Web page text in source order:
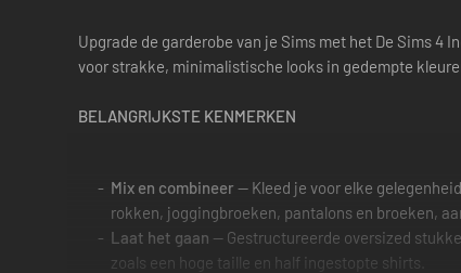
Upgrade de garderobe van je Sims met het De Sims
voor strakke, minimalistische looks in gedempte
BELANGRIJKSTE KENMERKEN
Mix en combineer — Kleed je voor elke
rokken, joggingbroeken, pantalons en broeken,
Laat het gaan — Gestructureerde oversized
zoals een hoge taille en half ingestopte shirts.